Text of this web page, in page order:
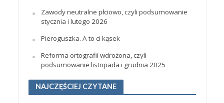
Zawody neutralne płciowo, czyli podsumowanie
stycznia i lutego 2026
Pieroguszka. A to ci kąsek
Reforma ortografii wdrożona, czyli
podsumowanie listopada i grudnia 2025
NAJCZĘŚCIEJ CZYTANE